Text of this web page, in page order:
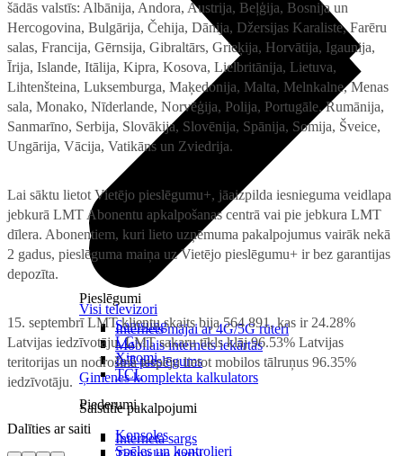
Pieslēgumi
Internets mājai ar 4G/5G rūteri
Mobilais internets iekārtās
IoT pieslēgums
Ģimenes komplekta kalkulators
Saistītie pakalpojumi
Interneta sargs
Visi televizori
Samsung
LG
Xiaomi
TCL
Piederumi
Konsoles
Spēles un kontrolieri
šādās valstīs: Albānija, Andora, Austrija, Beļģija, Bosnija un
Hercogovina, Bulgārija, Čehija, Dānija, Džersijas Karaliste, Farēru
salas, Francija, Gērnsija, Gibraltārs, Grieķija, Horvātija, Igaunija,
Īrija, Islande, Itālija, Kipra, Kosova, Lielbritānija, Lietuva,
Lihtenšteina, Luksemburga, Maķedonija, Malta, Melnkalne, Menas
sala, Monako, Nīderlande, Norvēģija, Polija, Portugāle, Rumānija,
Sanmarīno, Serbija, Slovākija, Slovēnija, Spānija, Somija, Šveice,
Ungārija, Vācija, Vatikāns un Zviedrija.
Lai sāktu lietot Vietējo pieslēgumu+, jāaizpilda iesnieguma veidlapa
jebkurā LMT Abonentu apkalpošanas centrā vai pie jebkura LMT
dīlera. Abonentiem, kuri lieto uzņēmuma pakalpojumus vairāk nekā
2 gadus, pieslēguma maiņa uz Vietējo pieslēgumu+ ir bez garantijas
depozīta.
15. septembrī LMT klientu skaits bija 564 891, kas ir 24.28%
Latvijas iedzīvotāju. LMT sakaru tīkls klāj 96.53% Latvijas
teritorijas un nodrošina iespēju lietot mobilos tālruņus 96.35%
iedzīvotāju.
Dalīties ar saiti